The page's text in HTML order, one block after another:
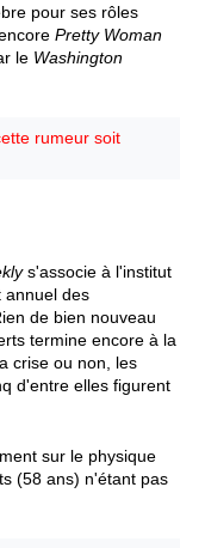
pour ses rôles
Pretty Woman
le Washington
rumeur soit
s'associe à l'institut
annuel des
de bien nouveau
termine encore à la
crise ou non, les
d'entre elles figurent
sur le physique
(58 ans) n'étant pas